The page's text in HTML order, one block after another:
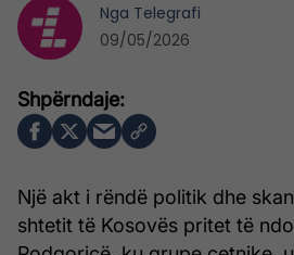
Një akt i rëndë politik dhe
shtetit të Kosovës pritet të
Nga Telegrafi
09/05/2026